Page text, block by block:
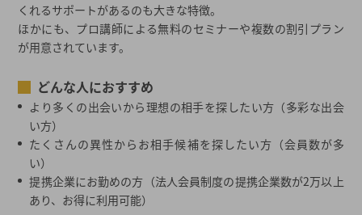
くれるサポートがあるのも大きな特徴。
ほかにも、プロ講師による無料のセミナーや複数の割引プラン
が用意されています。
どんな人におすすめ
より多くの出会いから理想の相手を探したい方（多彩な出会
い方）
たくさんの異性からお相手候補を探したい方（会員数が多
い）
提携企業にお勤めの方（法人会員制度の提携企業数が2万以上
あり、お得に利用可能）